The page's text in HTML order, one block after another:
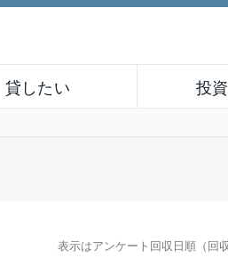
貸したい 投
表示はアンケート回収日順（回